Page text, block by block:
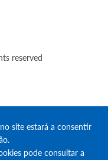
reserved
site estará a consentir
pode consultar a